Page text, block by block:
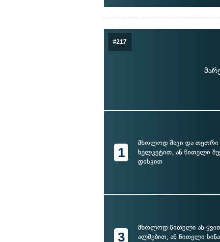
#217
1
მხოლოდ შავი და თეთრი
ხელკეტით, ან წითელი
დისკით
3
მხოლოდ წითელი ან
ალმებით, ან წითელი